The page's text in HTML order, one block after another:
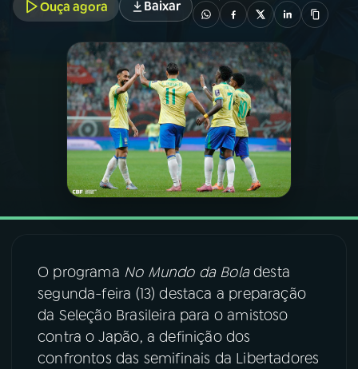
03PROGRAMAÇÃO
PROGRAMAS
PODCASTS
VIDEOCASTS
07ÚLTIMAS
08FESTIVAL DE MÚSICA
ACOMPANHE A RÁDIO NACIONAL
YouTube Facebook
Ouça agora Baixar
O programa No Mundo da Boladesta
segunda-feira (13) destaca a preparação
da Seleção Brasileira para o amistoso
contra o Japão, a definição dos
confrontos das semifinais da Libertadores